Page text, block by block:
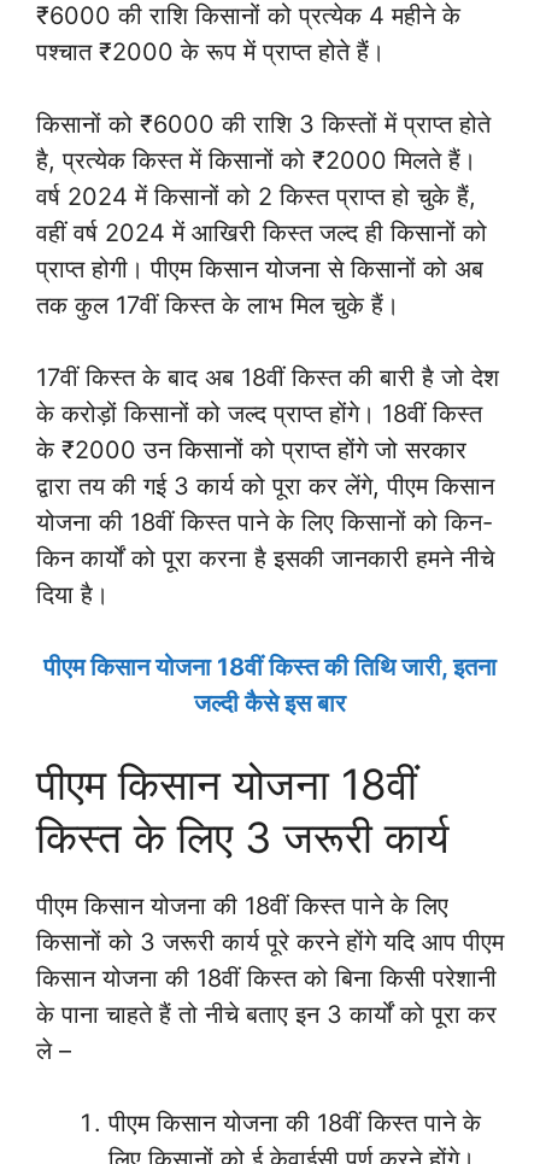
₹6000 की राशि किसानों को प्रत्येक 4 महीने के
पश्चात ₹2000 के रूप में प्राप्त होते हैं।
किसानों को ₹6000 की राशि 3 किस्तों में प्राप्त होते
है, प्रत्येक किस्त में किसानों को ₹2000 मिलते हैं।
वर्ष 2024 में किसानों को 2 किस्त प्राप्त हो चुके हैं,
वहीं वर्ष 2024 में आखिरी किस्त जल्द ही किसानों को
प्राप्त होगी। पीएम किसान योजना से किसानों को अब
तक कुल 17वीं किस्त के लाभ मिल चुके हैं।
17वीं किस्त के बाद अब 18वीं किस्त की बारी है जो देश
के करोड़ों किसानों को जल्द प्राप्त होंगे। 18वीं किस्त
के ₹2000 उन किसानों को प्राप्त होंगे जो सरकार
द्वारा तय की गई 3 कार्य को पूरा कर लेंगे, पीएम किसान
योजना की 18वीं किस्त पाने के लिए किसानों को किन-
किन कार्यों को पूरा करना है इसकी जानकारी हमने नीचे
दिया है।
पीएम किसान योजना 18वीं किस्त की तिथि जारी, इतना
जल्दी कैसे इस बार
पीएम किसान योजना 18वीं
किस्त के लिए 3 जरूरी कार्य
पीएम किसान योजना की 18वीं किस्त पाने के लिए
किसानों को 3 जरूरी कार्य पूरे करने होंगे यदि आप पीएम
किसान योजना की 18वीं किस्त को बिना किसी परेशानी
के पाना चाहते हैं तो नीचे बताए इन 3 कार्यों को पूरा कर
ले –
पीएम किसान योजना की 18वीं किस्त पाने के